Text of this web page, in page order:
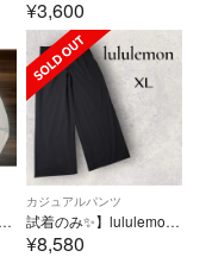
¥3,600
ルルレモン Swiftly Tech Long Sleeve 白 サイズ6
カジュアルパンツ
試着のみ✨】lululemon ワイドパンツ イージーパンツ ブラック XL
¥8,580